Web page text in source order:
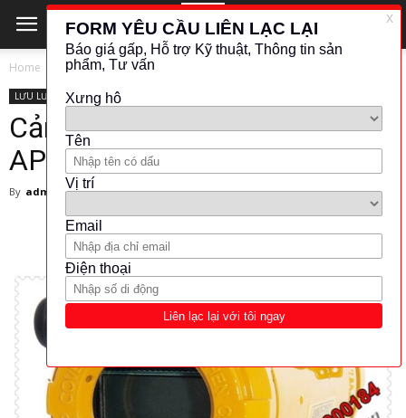
Home LƯU LƯỢNG - ĐO MỨC
LƯU LƯỢNG - ĐO MỨC
Cảm biến áp suất Aplisens
APRE-2000PZ – Aplisens
By admin - 25 February 2024 163
6243